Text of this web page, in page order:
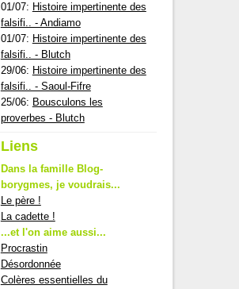
01/07: Histoire impertinente des
falsifi.. - Andiamo
01/07: Histoire impertinente des
falsifi.. - Blutch
29/06: Histoire impertinente des
falsifi.. - Saoul-Fifre
25/06: Bousculons les
proverbes - Blutch
Liens
Dans la famille Blog-
borygmes, je voudrais...
Le père !
La cadette !
...et l'on aime aussi...
Procrastin
Désordonnée
Colères essentielles du